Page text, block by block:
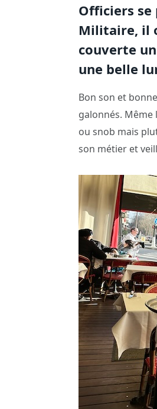
Officiers se
Militaire, il
couverte
une belle
Bon son et
galonnés.
ou snob mais
son métier et